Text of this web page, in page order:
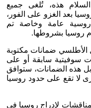
السلام هذه، تُلغى جميع
بعد الغزو على الفور،
روسية عامة وخاصة تم
روسيا بشروطها.
الأطلسي ضمانات مكتوبة
سوفيتية سابقة أو على
هذه الضمانات، ستوافق
لا تقع على حدود روسيا
لإدراج روسيا في